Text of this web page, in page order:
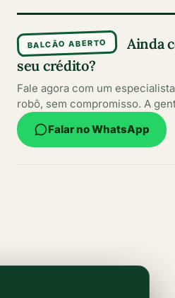
BALCÃO ABERTO
Ainda
seu crédito?
Fale agora com um
robô, sem compromisso. A
Falar no WhatsApp
ajudar você a fazer sempre